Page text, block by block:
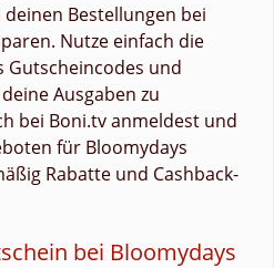
Bestellungen bei
Nutze einfach die
Gutscheincodes und
Ausgaben zu
bei Boni.tv anmeldest und
für Bloomydays
Rabatte und Cashback-
bei Bloomydays